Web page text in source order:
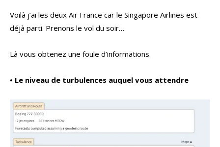
Voilà j’ai les deux Air France car le Singapore Airlines est
déjà parti. Prenons le vol du soir…
Là vous obtenez une foule d’informations.
• Le niveau de turbulences auquel vous attendre